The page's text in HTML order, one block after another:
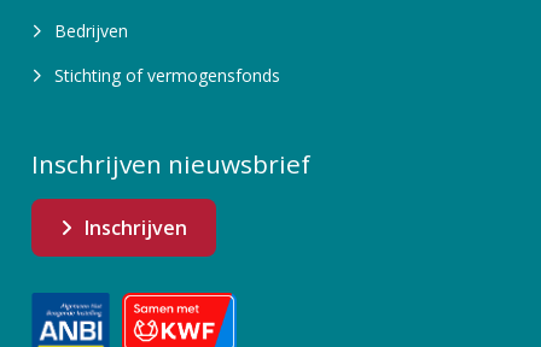
Bedrijven
Stichting of vermogensfonds
Inschrijven nieuwsbrief
Inschrijven